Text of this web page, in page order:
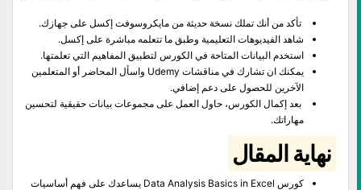
تأكد من أنك تملك نسخة حديثة من مايكروسوفت إكسل على جهازك.
شاهد الفيديوهات التعليمية وطبق ما تتعلمه مباشرة على إكسل.
استخدم البيانات المتاحة في الكورس لتطبيق المفاهيم التي تعلمتها.
يمكنك ان تشارك في مناقشات Udemy واسأل المحاضر أو المتعلمين
الآخرين للحصول على دعم إضافي.
بعد إكمال الكورس، حاول العمل على مجموعات بيانات حقيقية لتحسين
مهاراتك.
نهاية المقال
كورس Data Analysis Basics in Excel يساعدك على فهم أساسيات